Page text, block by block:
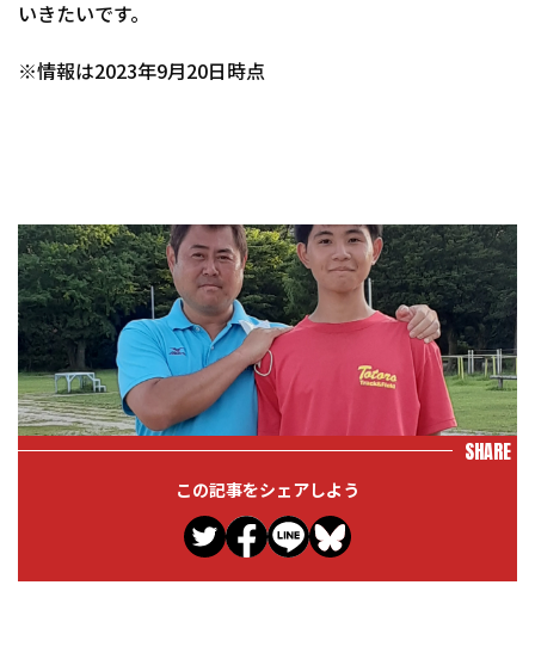
いきたいです。
※情報は2023年9月20日時点
SHARE
この記事をシェアしよう